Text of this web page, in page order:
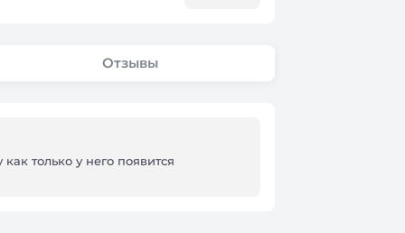
Отзывы
только у него появится